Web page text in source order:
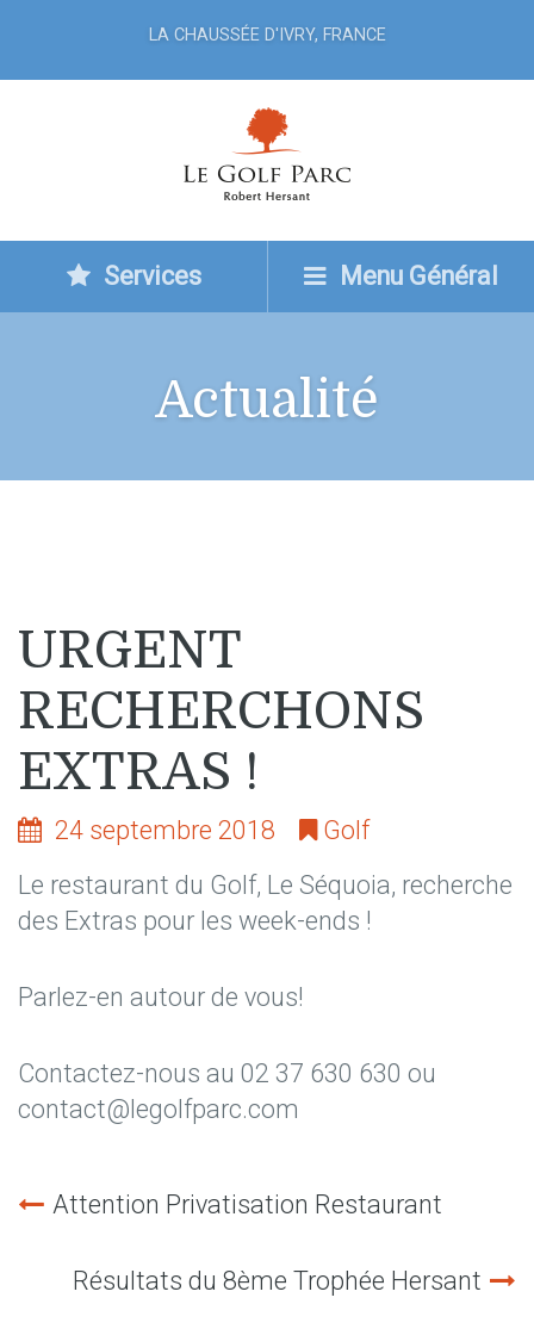
LA CHAUSSÉE D'IVRY, FRANCE
Services Menu Général
Actualité
URGENT
RECHERCHONS
EXTRAS !
24 septembre 2018
Golf
Le restaurant du Golf, Le Séquoia, recherche
des Extras pour les week-ends !
Parlez-en autour de vous!
Contactez-nous au 02 37 630 630 ou
contact@legolfparc.com
Attention Privatisation Restaurant
Résultats du 8ème Trophée Hersant